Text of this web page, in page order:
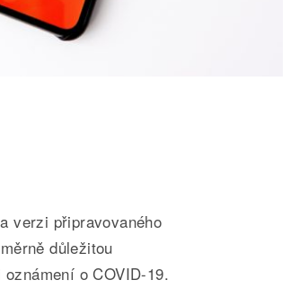
verzi připravovaného
důležitou
o COVID-19.